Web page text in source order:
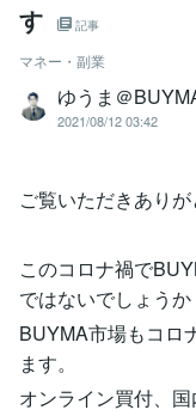
す
記事
マネー・副業
ゆうま＠
2021/08/12 03:42
ご覧いただきありが
このコロナ禍で
ではないでしょうか
BUYMA市場もコロ
ます。
オンライン買付、国